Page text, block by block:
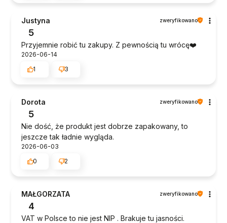
Justyna zweryfikowano
5
Przyjemnie robić tu zakupy. Z pewnością tu wrócę❤️
2026-06-14
1
3
Dorota zweryfikowano
5
Nie dość, że produkt jest dobrze zapakowany, to
jeszcze tak ładnie wygląda.
2026-06-03
0
2
MAŁGORZATA zweryfikowano
4
VAT w Polsce to nie jest NIP . Brakuje tu jasności.